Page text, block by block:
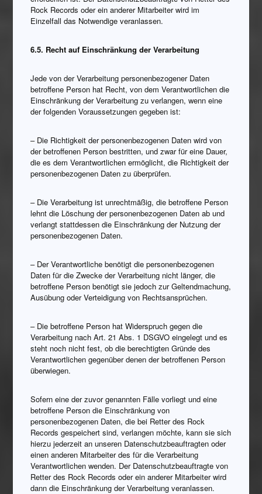
Rock Records oder ein anderer Mitarbeiter wird im
Einzelfall das Notwendige veranlassen.
6.5. Recht auf Einschränkung der Verarbeitung
Jede von der Verarbeitung personenbezogener Daten
betroffene Person hat Recht, von dem Verantwortlichen die
Einschränkung der Verarbeitung zu verlangen, wenn eine
der folgenden Voraussetzungen gegeben ist:
– Die Richtigkeit der personenbezogenen Daten wird von
der betroffenen Person bestritten, und zwar für eine Dauer,
die es dem Verantwortlichen ermöglicht, die Richtigkeit der
personenbezogenen Daten zu überprüfen.
– Die Verarbeitung ist unrechtmäßig, die betroffene Person
lehnt die Löschung der personenbezogenen Daten ab und
verlangt stattdessen die Einschränkung der Nutzung der
personenbezogenen Daten.
– Der Verantwortliche benötigt die personenbezogenen
Daten für die Zwecke der Verarbeitung nicht länger, die
betroffene Person benötigt sie jedoch zur Geltendmachung,
Ausübung oder Verteidigung von Rechtsansprüchen.
– Die betroffene Person hat Widerspruch gegen die
Verarbeitung nach Art. 21 Abs. 1 DSGVO eingelegt und es
steht noch nicht fest, ob die berechtigten Gründe des
Verantwortlichen gegenüber denen der betroffenen Person
überwiegen.
Sofern eine der zuvor genannten Fälle vorliegt und eine
betroffene Person die Einschränkung von
personenbezogenen Daten, die bei Retter des Rock
Records gespeichert sind, verlangen möchte, kann sie sich
hierzu jederzeit an unseren Datenschutzbeauftragten oder
einen anderen Mitarbeiter des für die Verarbeitung
Verantwortlichen wenden. Der Datenschutzbeauftragte von
Retter des Rock Records oder ein anderer Mitarbeiter wird
dann die Einschränkung der Verarbeitung veranlassen.